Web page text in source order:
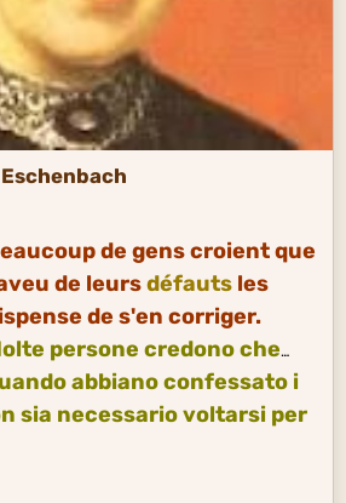
de gens croient que
de leursdéfautsles
de s'en corriger.
persone credono che
abbiano confessato i
sia necessario voltarsi per